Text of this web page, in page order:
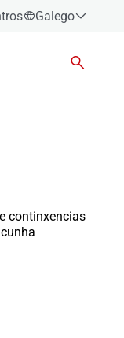
Galego
continxencias